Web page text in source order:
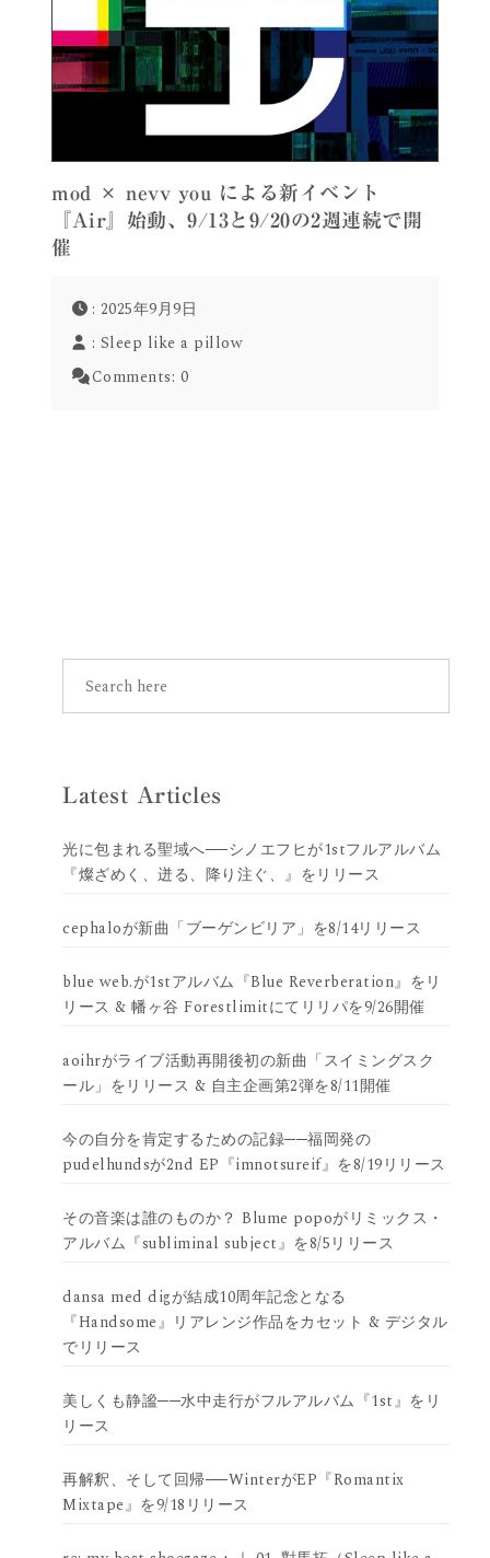
mod × nevv you による新イベント
『Air』始動、9/13と9/20の2週連続で開
催
: 2025年9月9日
: Sleep like a pillow
Comments: 0
Latest Articles
光に包まれる聖域へ──シノエフヒが1stフルアルバム
『燦ざめく、迸る、降り注ぐ、』をリリース
cephaloが新曲「ブーゲンビリア」を8/14リリース
blue web.が1stアルバム『Blue Reverberation』をリ
リース & 幡ヶ谷 Forestlimitにてリリパを9/26開催
aoihrがライブ活動再開後初の新曲「スイミングスク
ール」をリリース & 自主企画第2弾を8/11開催
今の自分を肯定するための記録──福岡発の
pudelhundsが2nd EP『imnotsureif』を8/19リリース
その音楽は誰のものか？ Blume popoがリミックス・
アルバム『subliminal subject』を8/5リリース
dansa med digが結成10周年記念となる
『Handsome』リアレンジ作品をカセット & デジタル
でリリース
美しくも静謐──水中走行がフルアルバム『1st』をリ
リース
再解釈、そして回帰──WinterがEP『Romantix
Mixtape』を9/18リリース